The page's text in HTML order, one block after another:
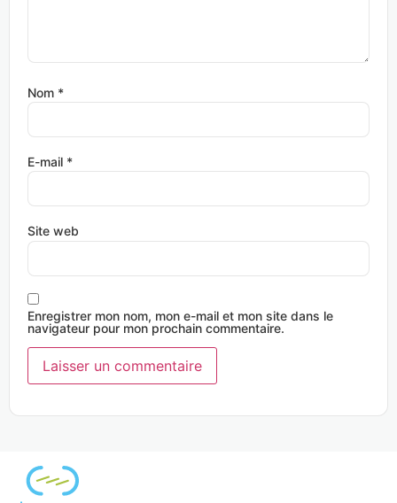
Nom *
E-mail *
Site web
Enregistrer mon nom, mon e-mail et mon site dans le
navigateur pour mon prochain commentaire.